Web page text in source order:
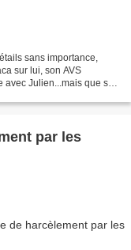
sans importance,
sur lui, son AVS
avec Julien...mais que se
par les